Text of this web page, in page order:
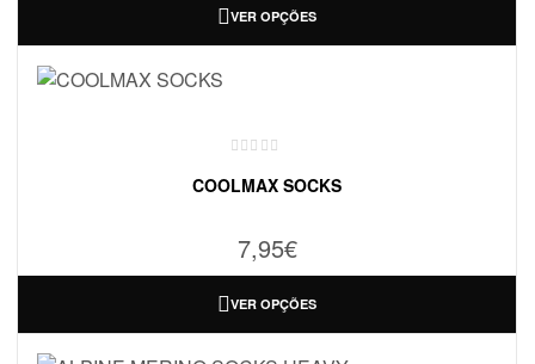
VER OPÇÕES
COOLMAX SOCKS
7,95€
VER OPÇÕES